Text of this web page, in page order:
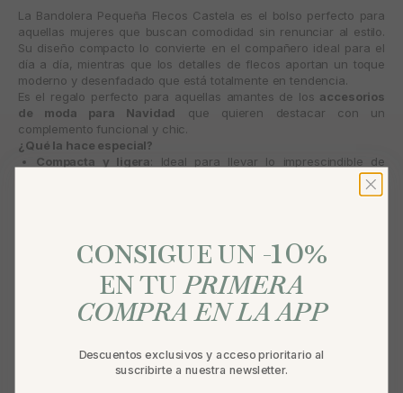
La Bandolera Pequeña Flecos Castela es el bolso perfecto para
aquellas mujeres que buscan comodidad sin renunciar al estilo.
Su diseño compacto lo convierte en el compañero ideal para el
día a día, mientras que los detalles de flecos aportan un toque
moderno y desenfadado que está totalmente en tendencia.
Es el regalo perfecto para aquellas amantes de los accesorios
de moda para Navidad que quieren destacar con un
complemento funcional y chic.
¿Qué la hace especial?
Compacta y ligera: Ideal para llevar lo imprescindible de
Fácil de combinar: Su color marrón neutro combina con
tonos tierra, beige y verdes, creando looks armoniosos y
CONSIGUE UN -10%
EN TUPRIMERA
COMPRA EN LA APP
Descuentos exclusivos y acceso prioritario al
suscribirte a nuestra newsletter.